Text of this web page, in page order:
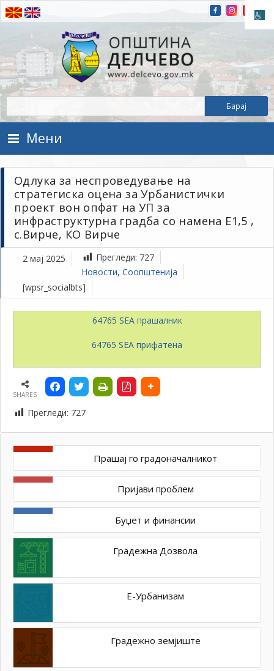
Прескокнете на содржината
Општина Делчево
Општина Делчево
Мени
Одлука за неспроведување на
стратегиска оцена за Урбанистички
проект вон опфат на УП за
инфраструктурна градба со намена E1,5 ,
с.Вирче, КО Вирче
2 мај 2025 Прегледи: 727
Новости, Соопштенија
[wpsr_socialbts]
64765 SEA прашалник
64765 SEA прифатена
SHARES
Прегледи: 727
Прашај го градоначалникот
Пријави проблем
Буџет и финансии
Градежна Дозвола
Е-Урбанизам
Градежно земјиште